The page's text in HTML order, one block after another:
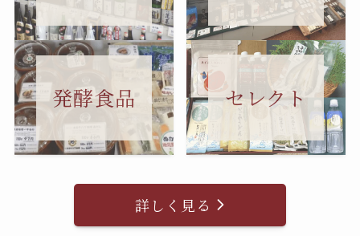
発酵食品 セレクト
詳しく見る